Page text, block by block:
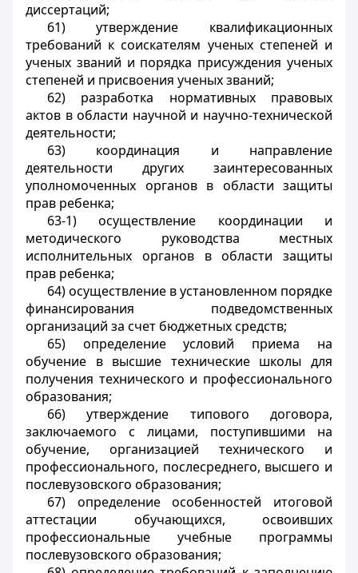
диссертаций;
61) утверждение квалификационных
требований к соискателям ученых степеней и
ученых званий и порядка присуждения ученых
степеней и присвоения ученых званий;
62) разработка нормативных правовых
актов в области научной и научно-технической
деятельности;
63) координация и направление
деятельности других заинтересованных
уполномоченных органов в области защиты
прав ребенка;
63-1) осуществление координации и
методического руководства местных
исполнительных органов в области защиты
прав ребенка;
64) осуществление в установленном порядке
финансирования подведомственных
организаций за счет бюджетных средств;
65) определение условий приема на
обучение в высшие технические школы для
получения технического и профессионального
образования;
66) утверждение типового договора,
заключаемого с лицами, поступившими на
обучение, организацией технического и
профессионального, послесреднего, высшего и
послевузовского образования;
67) определение особенностей итоговой
аттестации обучающихся, освоивших
профессиональные учебные программы
послевузовского образования;